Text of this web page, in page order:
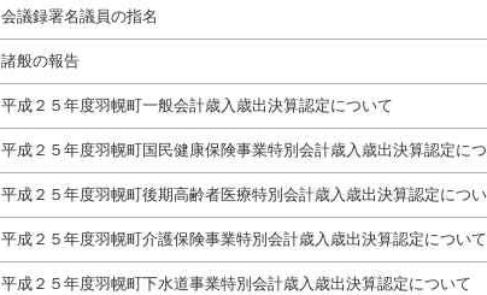
会議録署名議員の指名
諸般の報告
平成２５年度羽幌町一般会計歳入歳出決算認定について
平成２５年度羽幌町国民健康保険事業特別会計歳入歳出決算認定に
平成２５年度羽幌町後期高齢者医療特別会計歳入歳出決算認定につ
平成２５年度羽幌町介護保険事業特別会計歳入歳出決算認定について
平成２５年度羽幌町下水道事業特別会計歳入歳出決算認定について